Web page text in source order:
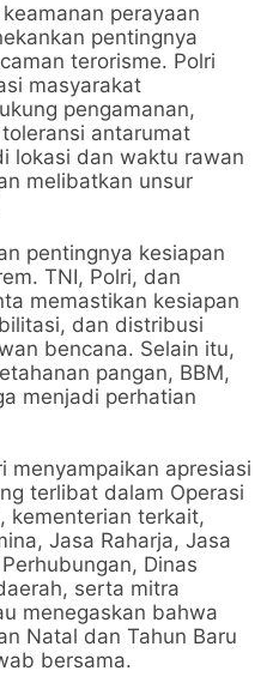
perayaan
pentingnya
terorisme. Polri
masyarakat
pengamanan,
antarumat
lokasi dan waktu rawan
melibatkan unsur
pentingnya kesiapan
TNI, Polri, dan
memastikan kesiapan
dan distribusi
bencana. Selain itu,
pangan, BBM,
menjadi perhatian
menyampaikan apresiasi
terlibat dalam Operasi
kementerian terkait,
Jasa Raharja, Jasa
Dinas
serta mitra
menegaskan bahwa
Natal dan Tahun Baru
bersama.